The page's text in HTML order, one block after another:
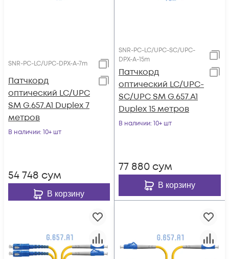
SNR-PC-LC/UPC-DPX-A-7m
Патчкорд
оптический LC/UPC
SM G.657.A1 Duplex 7
метров
В наличии: 10+ шт
54 748 сум
В корзину
SNR-PC-LC/UPC-SC/UPC-
DPX-A-15m
Патчкорд
оптический LC/UPC-
SC/UPC SM G.657.A1
Duplex 15 метров
В наличии: 10+ шт
77 880 сум
В корзину